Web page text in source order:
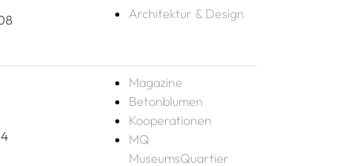
Architektur & Design
Magazine
Betonblumen
Kooperationen
MQ
MuseumsQuartier